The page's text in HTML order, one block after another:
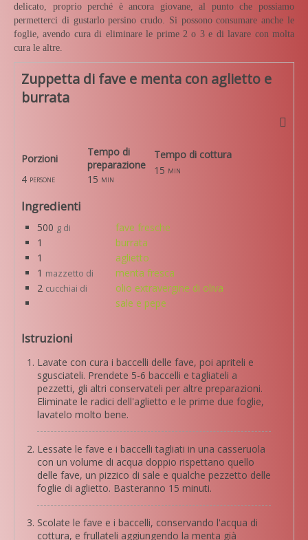
delicato, proprio perché è ancora giovane, al punto che possiamo
permetterci di gustarlo persino crudo. Si possono consumare anche le
foglie, avendo cura di eliminare le prime 2 o 3 e di lavare con molta
cura le altre.
Zuppetta di fave e menta con aglietto e
burrata
Porzioni
Tempo di
preparazione
4 persone 15 min
Tempo di cottura
15 min
Ingredienti
500 g di
fave fresche
1
burrata
1
aglietto
1 mazzetto di
menta fresca
2 cucchiai di
olio extravergine di oliva
sale e pepe
Istruzioni
Lavate con cura i baccelli delle fave, poi apriteli e
sgusciateli. Prendete 5-6 baccelli e tagliateli a
pezzetti, gli altri conservateli per altre preparazioni.
Eliminate le radici dell'aglietto e le prime due foglie,
lavatelo molto bene.
Lessate le fave e i baccelli tagliati in una casseruola
con un volume di acqua doppio rispettano quello
delle fave, un pizzico di sale e qualche pezzetto delle
foglie di aglietto. Basteranno 15 minuti.
Scolate le fave e i baccelli, conservando l'acqua di
cottura, e frullateli aggiungendo la menta già